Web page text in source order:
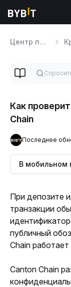
Центр помощи
Как
Chain
Последнее
В мобильном
При депозите
транзакции
публичный
Chain работает
Canton Chain